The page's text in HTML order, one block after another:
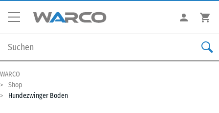
WARCO
Shop
Hundezwinger Boden